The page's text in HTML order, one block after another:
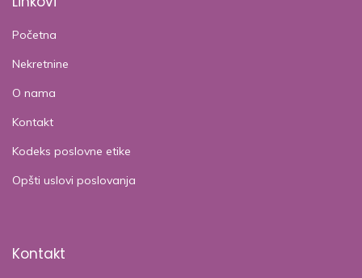
Početna
Nekretnine
O nama
Kontakt
Kodeks poslovne etike
Opšti uslovi poslovanja
Kontakt